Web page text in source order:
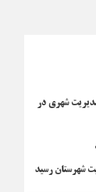
شهری در
شهرستان رسید